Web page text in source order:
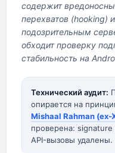
содержит
перехватов (hooking)
подозрительным
обходит проверку
стабильность на
Технический аудит:
опирается на
Mishaal Rahman (ex-
проверена:
API-вызовы удалены.